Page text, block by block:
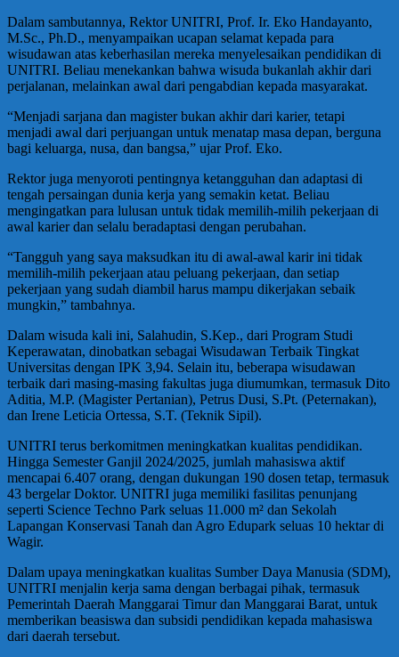
Dalam sambutannya, Rektor UNITRI, Prof. Ir. Eko Handayanto,
M.Sc., Ph.D., menyampaikan ucapan selamat kepada para
wisudawan atas keberhasilan mereka menyelesaikan pendidikan di
UNITRI. Beliau menekankan bahwa wisuda bukanlah akhir dari
perjalanan, melainkan awal dari pengabdian kepada masyarakat.
“Menjadi sarjana dan magister bukan akhir dari karier, tetapi
menjadi awal dari perjuangan untuk menatap masa depan, berguna
bagi keluarga, nusa, dan bangsa,” ujar Prof. Eko.
Rektor juga menyoroti pentingnya ketangguhan dan adaptasi di
tengah persaingan dunia kerja yang semakin ketat. Beliau
mengingatkan para lulusan untuk tidak memilih-milih pekerjaan di
awal karier dan selalu beradaptasi dengan perubahan.
“Tangguh yang saya maksudkan itu di awal-awal karir ini tidak
memilih-milih pekerjaan atau peluang pekerjaan, dan setiap
pekerjaan yang sudah diambil harus mampu dikerjakan sebaik
mungkin,” tambahnya.
Dalam wisuda kali ini, Salahudin, S.Kep., dari Program Studi
Keperawatan, dinobatkan sebagai Wisudawan Terbaik Tingkat
Universitas dengan IPK 3,94. Selain itu, beberapa wisudawan
terbaik dari masing-masing fakultas juga diumumkan, termasuk Dito
Aditia, M.P. (Magister Pertanian), Petrus Dusi, S.Pt. (Peternakan),
dan Irene Leticia Ortessa, S.T. (Teknik Sipil).
UNITRI terus berkomitmen meningkatkan kualitas pendidikan.
Hingga Semester Ganjil 2024/2025, jumlah mahasiswa aktif
mencapai 6.407 orang, dengan dukungan 190 dosen tetap, termasuk
43 bergelar Doktor. UNITRI juga memiliki fasilitas penunjang
seperti Science Techno Park seluas 11.000 m² dan Sekolah
Lapangan Konservasi Tanah dan Agro Edupark seluas 10 hektar di
Wagir.
Dalam upaya meningkatkan kualitas Sumber Daya Manusia (SDM),
UNITRI menjalin kerja sama dengan berbagai pihak, termasuk
Pemerintah Daerah Manggarai Timur dan Manggarai Barat, untuk
memberikan beasiswa dan subsidi pendidikan kepada mahasiswa
dari daerah tersebut.